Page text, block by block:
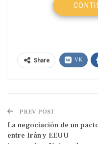
locura que pueda
Estados Unidos
Prieto me dijo que
afecta la vida de las
el gobierno.
“Se trata de una
Share VK
PREV POST
La negociación de un
entre Irán y EEUU